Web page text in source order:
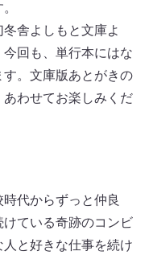
舎よしもと文庫よ
回も、単行本にはな
。文庫版あとがきの
わせてお楽しみくだ
代からずっと仲良
けている奇跡のコンビ
と好きな仕事を続け